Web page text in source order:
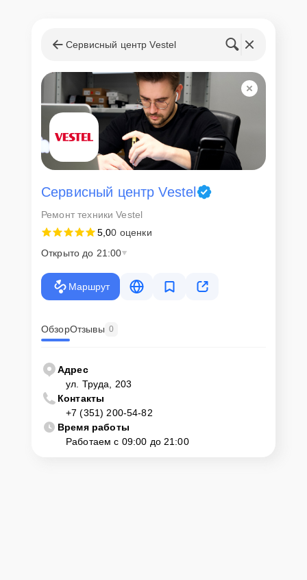
Сервисный центр Vestel
Сервисный центр Vestel
Ремонт техники Vestel
5,00 оценки
Открыто до 21:00
Маршрут
ОбзорОтзывы 0
Адрес
ул. Труда, 203
Контакты
+7 (351) 200-54-82
Время работы
Работаем с 09:00 до 21:00